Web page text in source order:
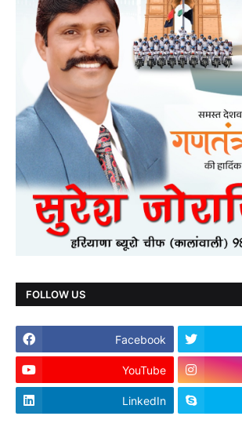
FOLLOW US
Facebook
YouTube
LinkedIn